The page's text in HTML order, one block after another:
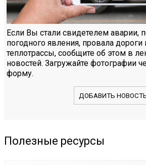
Если Вы стали свидетелем аварии,
погодного явления, провала
теплотрассы, сообщите об этом в
новостей. Загружайте фотографии
форму.
ДОБАВИТЬ
Полезные ресурсы